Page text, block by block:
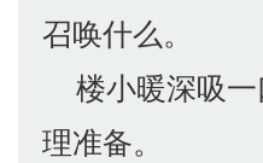
召唤什么。
楼小暖深吸一
理准备。